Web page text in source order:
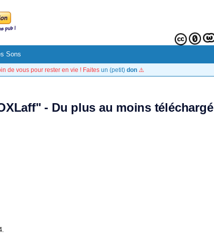
Sons
de vous pour rester en vie ! Faites un (petit) don ⚠️
- Du plus au moins téléchargé